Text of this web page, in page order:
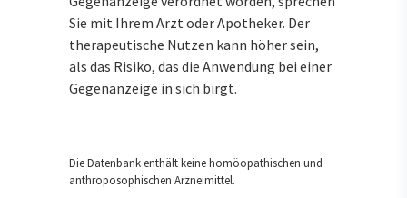
Sie mit Ihrem Arzt oder Apotheker. Der
therapeutische Nutzen kann höher sein,
als das Risiko, das die Anwendung bei einer
Gegenanzeige in sich birgt.
Die Datenbank enthält keine homöopathischen und
anthroposophischen Arzneimittel.